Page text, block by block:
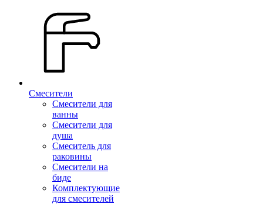
Смесители
Смесители для
ванны
Смесители для
душа
Смеситель для
раковины
Смесители на
биде
Комплектующие
для смесителей